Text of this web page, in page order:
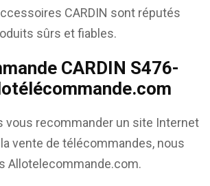
CARDIN sont réputés
sûrs et fiables.
CARDIN S476-
vous recommander un site Internet
vente de télécommandes, nous
Allotelecommande.com.